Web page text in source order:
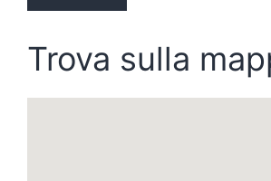
Trova sulla